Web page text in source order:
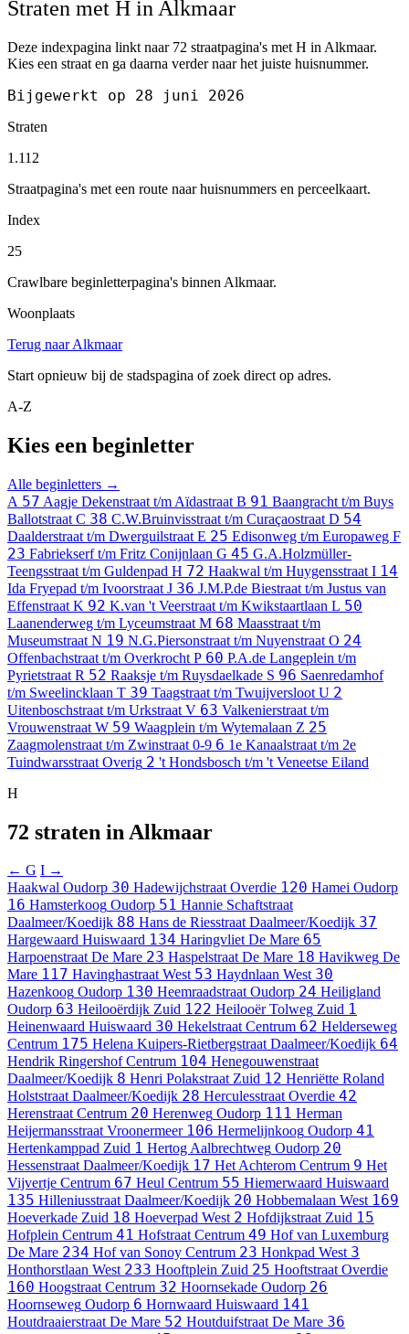
Straten met H in Alkmaar
Deze indexpagina linkt naar 72 straatpagina's met H in Alkmaar.
Kies een straat en ga daarna verder naar het juiste huisnummer.
Bijgewerkt op 28 juni 2026
Straten
1.112
Straatpagina's met een route naar huisnummers en perceelkaart.
Index
25
Crawlbare beginletterpagina's binnen Alkmaar.
Woonplaats
Terug naar Alkmaar
Start opnieuw bij de stadspagina of zoek direct op adres.
A-Z
Kies een beginletter
Alle beginletters →
A 57 Aagje Dekenstraat t/m Aïdastraat B 91 Baangracht t/m Buys
Ballotstraat C 38 C.W.Bruinvisstraat t/m Curaçaostraat D 54
Daalderstraat t/m Dwerguilstraat E 25 Edisonweg t/m Europaweg F
23 Fabriekserf t/m Fritz Conijnlaan G 45 G.A.Holzmüller-
Teengsstraat t/m Guldenpad H 72 Haakwal t/m Huygensstraat I 14
Ida Fryepad t/m Ivoorstraat J 36 J.M.P.de Biestraat t/m Justus van
Effenstraat K 92 K.van 't Veerstraat t/m Kwikstaartlaan L 50
Laanenderweg t/m Lyceumstraat M 68 Maasstraat t/m
Museumstraat N 19 N.G.Piersonstraat t/m Nuyenstraat O 24
Offenbachstraat t/m Overkrocht P 60 P.A.de Langeplein t/m
Pyrietstraat R 52 Raaksje t/m Ruysdaelkade S 96 Saenredamhof
t/m Sweelincklaan T 39 Taagstraat t/m Twuijversloot U 2
Uitenboschstraat t/m Urkstraat V 63 Valkenierstraat t/m
Vrouwenstraat W 59 Waagplein t/m Wytemalaan Z 25
Zaagmolenstraat t/m Zwinstraat 0-9 6 1e Kanaalstraat t/m 2e
Tuindwarsstraat Overig 2 't Hondsbosch t/m 't Veneetse Eiland
H
72 straten in Alkmaar
← G I →
Haakwal Oudorp 30 Hadewijchstraat Overdie 120 Hamei Oudorp
16 Hamsterkoog Oudorp 51 Hannie Schaftstraat
Daalmeer/Koedijk 88 Hans de Riesstraat Daalmeer/Koedijk 37
Hargewaard Huiswaard 134 Haringvliet De Mare 65
Harpoenstraat De Mare 23 Haspelstraat De Mare 18 Havikweg De
Mare 117 Havinghastraat West 53 Haydnlaan West 30
Hazenkoog Oudorp 130 Heemraadstraat Oudorp 24 Heiligland
Oudorp 63 Heilooërdijk Zuid 122 Heilooër Tolweg Zuid 1
Heinenwaard Huiswaard 30 Hekelstraat Centrum 62 Helderseweg
Centrum 175 Helena Kuipers-Rietbergstraat Daalmeer/Koedijk 64
Hendrik Ringershof Centrum 104 Henegouwenstraat
Daalmeer/Koedijk 8 Henri Polakstraat Zuid 12 Henriëtte Roland
Holststraat Daalmeer/Koedijk 28 Herculesstraat Overdie 42
Herenstraat Centrum 20 Herenweg Oudorp 111 Herman
Heijermansstraat Vroonermeer 106 Hermelijnkoog Oudorp 41
Hertenkamppad Zuid 1 Hertog Aalbrechtweg Oudorp 20
Hessenstraat Daalmeer/Koedijk 17 Het Achterom Centrum 9 Het
Vijvertje Centrum 67 Heul Centrum 55 Hiemerwaard Huiswaard
135 Hilleniusstraat Daalmeer/Koedijk 20 Hobbemalaan West 169
Hoeverkade Zuid 18 Hoeverpad West 2 Hofdijkstraat Zuid 15
Hofplein Centrum 41 Hofstraat Centrum 49 Hof van Luxemburg
De Mare 234 Hof van Sonoy Centrum 23 Honkpad West 3
Honthorstlaan West 233 Hooftplein Zuid 25 Hooftstraat Overdie
160 Hoogstraat Centrum 32 Hoornsekade Oudorp 26
Hoornseweg Oudorp 6 Hornwaard Huiswaard 141
Houtdraaierstraat De Mare 52 Houtduifstraat De Mare 36